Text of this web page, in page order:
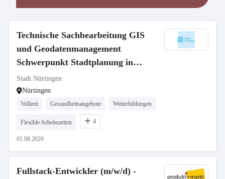
Technische Sachbearbeitung GIS
und Geodatenmanagement
Schwerpunkt Stadtplanung in
Vollzeit für das Stadtplanungsamt
(m/w/d)
Stadt Nürtingen
Nürtingen
Vollzeit Gesundheitsangebote Weiterbildungen
Flexible Arbeitszeiten 4
01.08.2026
Fullstack-Entwickler (m/w/d) -